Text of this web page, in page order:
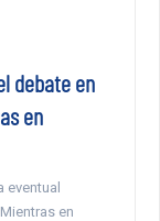
debate en
en
eventual
en